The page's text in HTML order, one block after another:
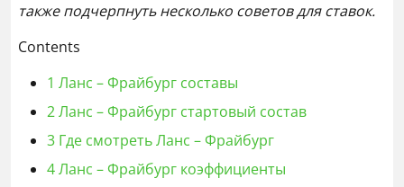
также подчерпнуть несколько советов для ставок.
Contents
1 Ланс – Фрайбург составы
2Ланс – Фрайбург стартовый состав
3 Где смотреть Ланс – Фрайбург
4Ланс – Фрайбург коэффициенты